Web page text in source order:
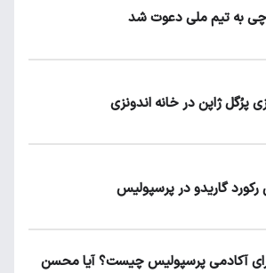
به تیم ملی دعوت شد
پرُگل ژاپن در خانه اندونزی
رکورد گاریدو در پرسپولیس
آکادمی پرسپولیس چیست؟ آیا محسن